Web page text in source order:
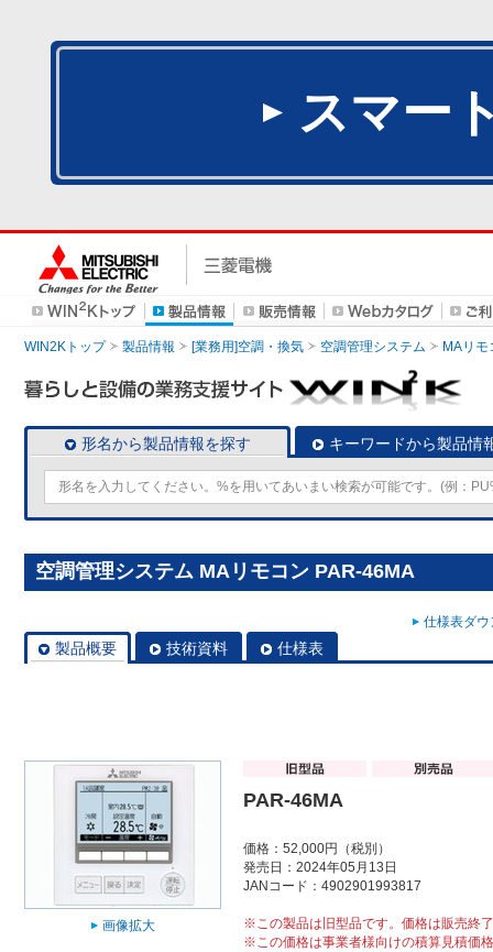
スマー
WIN2Kトップ 製品情報 [業務用]空調・換気 空調管理システム MAリモ
形名から製品情報を探す キーワードから製品情
空調管理システム MAリモコン PAR-46MA
仕様表ダ
製品概要 技術資料 仕様表
画像拡大
PAR-46MA
価格：52,000円（税別）
発売日：2024年05月13日
JANコード：4902901993817
※この製品は旧型品です。価格は販売終
※この価格は事業者様向けの積算見積価